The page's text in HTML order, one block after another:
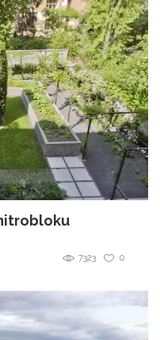
0
7323